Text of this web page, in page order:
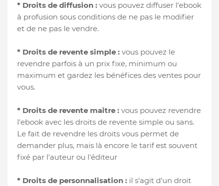
* Droits de diffusion : vous pouvez diffuser l'ebook
à profusion sous conditions de ne pas le modifier
et de ne pas le vendre.
* Droits de revente simple : vous pouvez le
revendre parfois à un prix fixe, minimum ou
maximum et gardez les bénéfices des ventes pour
vous.
* Droits de revente maitre : vous pouvez revendre
l'ebook avec les droits de revente simple ou sans.
Le fait de revendre les droits vous permet de
demander plus, mais là encore le tarif est souvent
fixé par l'auteur ou l'éditeur
* Droits de personnalisation : il s'agit d'un droit